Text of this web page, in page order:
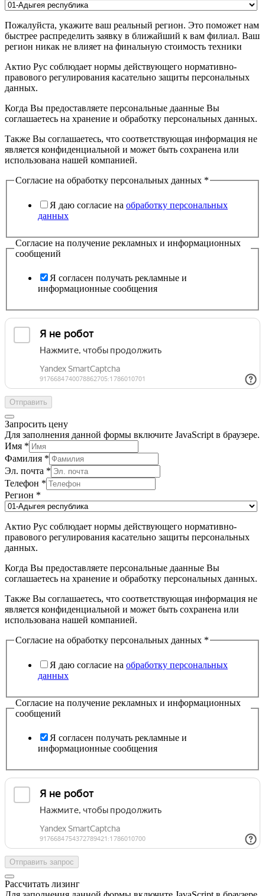
Пожалуйста, укажите ваш реальный регион. Это поможет нам
быстрее распределить заявку в ближайший к вам филиал. Ваш
регион никак не влияет на финальную стоимость техники
Актио Рус соблюдает нормы действующего нормативно-
правового регулирования касательно защиты персональных
данных.
Когда Вы предоставляете персональные даанные Вы
соглашаетесь на хранение и обработку персональных данных.
Также Вы соглашаетесь, что соответствующая информация не
является конфиденциальной и может быть сохранена или
использована нашей компанией.
Согласие на обработку персональных данных *
Я даю согласие на обработку персональных
данных
Согласие на получение рекламных и информационных
сообщений
Я согласен получать рекламные и
информационные сообщения
Отправить
Запросить цену
Для заполнения данной формы включите JavaScript в браузере.
Имя *
Фамилия *
Эл. почта *
Телефон *
Регион *
Актио Рус соблюдает нормы действующего нормативно-
правового регулирования касательно защиты персональных
данных.
Когда Вы предоставляете персональные даанные Вы
соглашаетесь на хранение и обработку персональных данных.
Также Вы соглашаетесь, что соответствующая информация не
является конфиденциальной и может быть сохранена или
использована нашей компанией.
Согласие на обработку персональных данных *
Я даю согласие на обработку персональных
данных
Согласие на получение рекламных и информационных
сообщений
Я согласен получать рекламные и
информационные сообщения
Отправить запрос
Рассчитать лизинг